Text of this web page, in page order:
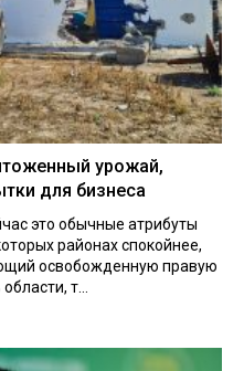
урожай,
для бизнеса
это обычные атрибуты
районах спокойнее,
освобожденную правую
т...